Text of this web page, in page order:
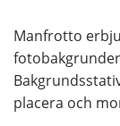
Manfrotto
placera och